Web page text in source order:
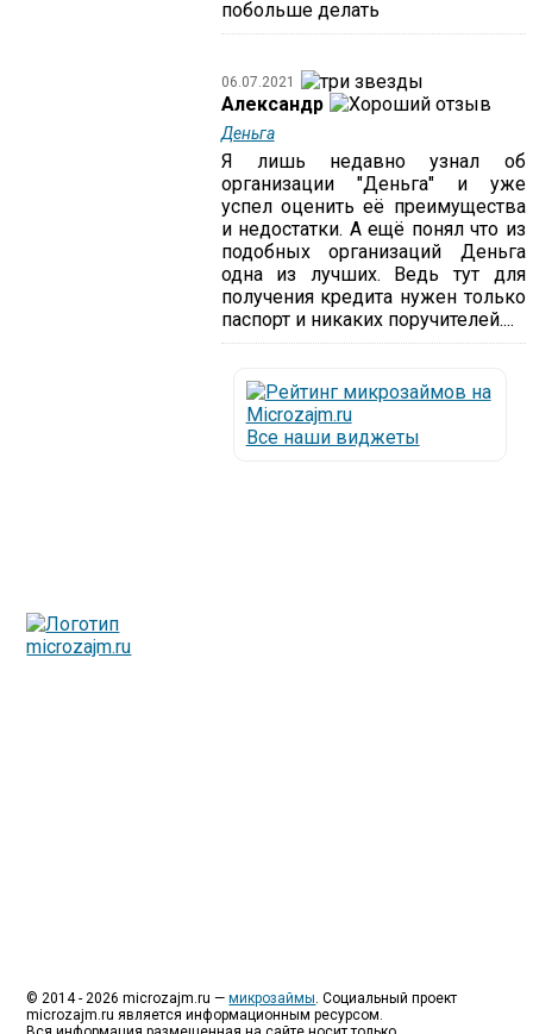
побольше делать
06.07.2021
Александр
Деньга
Я лишь недавно узнал об
организации "Деньга" и уже
успел оценить её преимущества
и недостатки. А ещё понял что из
подобных организаций Деньга
одна из лучших. Ведь тут для
получения кредита нужен только
паспорт и никаких поручителей....
Все наши виджеты
© 2014 - 2026 microzajm.ru —микрозаймы. Социальный проект
microzajm.ru является информационным ресурсом.